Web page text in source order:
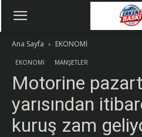
Ana Sayfa EKONOMİ
EKONOMİ MANŞETLER
Motorine
yarısından
kuruş zam